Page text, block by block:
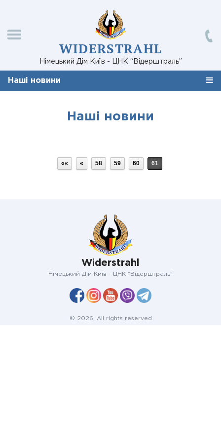
WIDERSTRAHL
Німецький Дім Київ - ЦНК “Відерштраль”
Наші новини
Наші новини
«« « 58 59 60 61
Widerstrahl
Німецький Дім Київ - ЦНК “Відерштраль”
© 2026, All rights reserved